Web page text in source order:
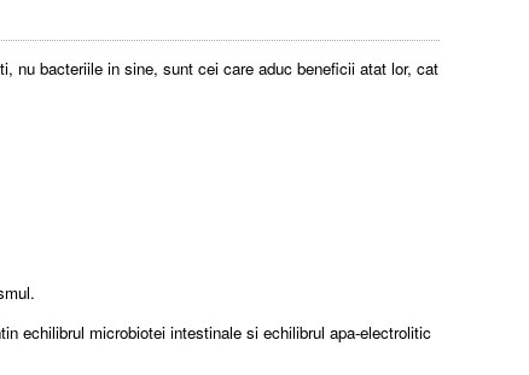
nu bacteriile in sine, sunt cei care aduc beneficii atat lor, cat
echilibrul microbiotei intestinale si echilibrul apa-electrolitic